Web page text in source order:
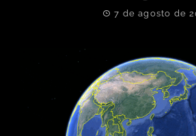
7 de agosto de